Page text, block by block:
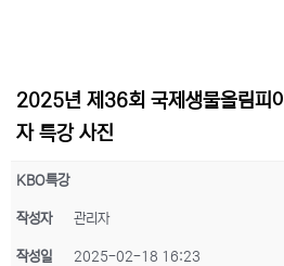
2025년 제36회 국제생물올림피
자 특강 사진
KBO특강
작성자 관리자
작성일 2025-02-18 16:23